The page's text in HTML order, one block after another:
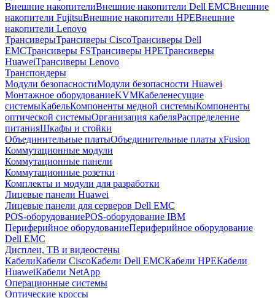
Внешние накопителиВнешние накопители Dell EMCВнешние
накопители FujitsuВнешние накопители HPEВнешние
накопители Lenovo
ТрансиверыТрансиверы CiscoТрансиверы Dell
EMCТрансиверы FSТрансиверы HPEТрансиверы
HuaweiТрансиверы Lenovo
Транспондеры
Модули безопасностиМодули безопасности Huawei
Монтажное оборудованиеKVMКабеленесущие
системыКабельКомпоненты медной системыКомпоненты
оптической системыОрганизация кабеляРаспределение
питанияШкафы и стойки
Объединительные платыОбъединительные платы xFusion
Коммутационные модули
Коммутационные панели
Коммутационные розетки
Комплекты и модули для разработки
Лицевые панели Huawei
Лицевые панели для серверов Dell EMC
POS-оборудованиеPOS-оборудование IBM
Периферийное оборудованиеПериферийное оборудование
Dell EMC
Дисплеи, ТВ и видеостены
КабелиКабели CiscoКабели Dell EMCКабели HPEКабели
HuaweiКабели NetApp
Операционные системы
Оптические кроссы